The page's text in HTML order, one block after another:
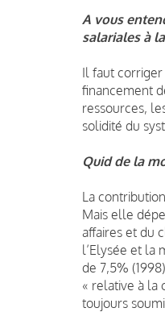
A vous
salariales à
Il faut
financement
ressources,
solidité du
Quid de la
La
Mais elle
affaires et du
l’Elysée et la
de 7,5%
« relative à la
toujours